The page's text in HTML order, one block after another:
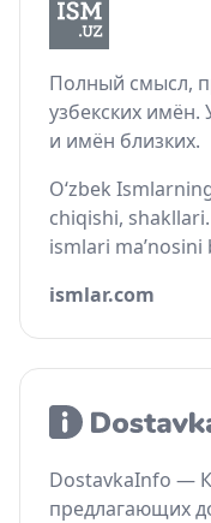
Полный смысл,
узбекских
и имён близких.
O‘zbek
chiqishi,
ismlari
ismlar.com
DostavkaInfo —
предлагающих